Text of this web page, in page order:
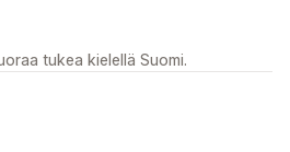
tukea kielellä Suomi.